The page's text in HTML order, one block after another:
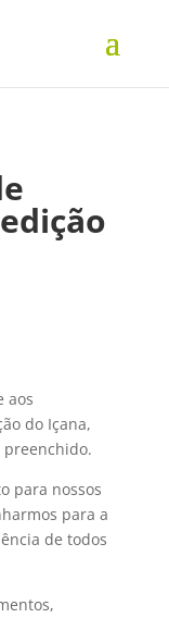
aos
do Içana,
preenchido.
para nossos
para a
de todos